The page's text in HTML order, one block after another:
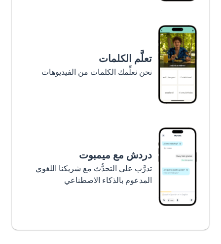
تعلَّم الكلمات
نحن نعلِّمك الكلمات من الفيديوهات
دردش مع ميمبوت
تدرَّب على التحدُّث مع شريكنا اللغوي
المدعوم بالذكاء الاصطناعي